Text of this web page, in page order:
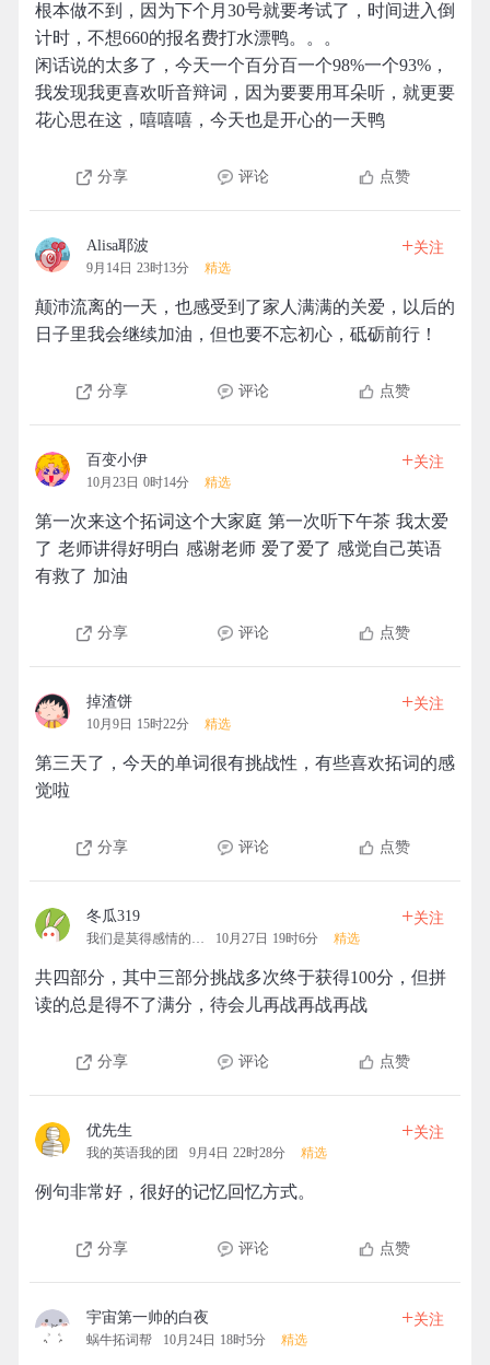
根本做不到，因为下个月30号就要考试了，时间进入倒
计时，不想660的报名费打水漂鸭。。。
闲话说的太多了，今天一个百分百一个98%一个93%，
我发现我更喜欢听音辩词，因为要要用耳朵听，就更要
花心思在这，嘻嘻嘻，今天也是开心的一天鸭
分享 评论 点赞
Alisa耶波
9月14日 23时13分 精选
+关注
颠沛流离的一天，也感受到了家人满满的关爱，以后的
日子里我会继续加油，但也要不忘初心，砥砺前行！
分享 评论 点赞
百变小伊
10月23日 0时14分 精选
+关注
第一次来这个拓词这个大家庭 第一次听下午茶 我太爱
了 老师讲得好明白 感谢老师 爱了爱了 感觉自己英语
有救了 加油
分享 评论 点赞
掉渣饼
10月9日 15时22分 精选
+关注
第三天了，今天的单词很有挑战性，有些喜欢拓词的感
觉啦
分享 评论 点赞
冬瓜319
我们是莫得感情的机器 10月27日 19时6分 精选
+关注
共四部分，其中三部分挑战多次终于获得100分，但拼
读的总是得不了满分，待会儿再战再战再战
分享 评论 点赞
优先生
我的英语我的团 9月4日 22时28分 精选
+关注
例句非常好，很好的记忆回忆方式。
分享 评论 点赞
宇宙第一帅的白夜
蜗牛拓词帮 10月24日 18时5分 精选
+关注